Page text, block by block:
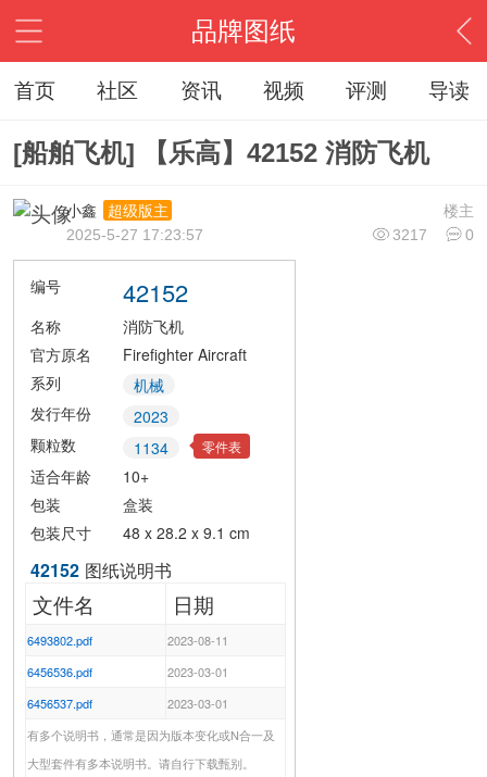
品牌图纸
首页 社区 资讯 视频 评测 导读
[船舶飞机] 【乐高】42152 消防飞机
楼主
小鑫
超级版主
3217
0
2025-5-27 17:23:57
编号 42152
名称
消防飞机
官方原名
Firefighter Aircraft
系列
机械
发行年份
2023
颗粒数
1134 零件表
适合年龄
10+
包装
盒装
包装尺寸
48 x 28.2 x 9.1 cm
42152 图纸说明书
文件名 日期
6493802.pdf
2023-08-11
6456536.pdf
2023-03-01
6456537.pdf
2023-03-01
有多个说明书，通常是因为版本变化或N合一及
大型套件有多本说明书。请自行下载甄别。